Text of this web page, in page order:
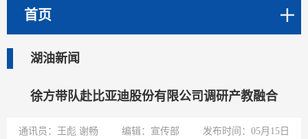
首页
湖油新闻
徐方带队赴比亚迪股份有限公司调研产教融合
通讯员：王彪 谢畅 编辑：宣传部 发布时间：05月15日